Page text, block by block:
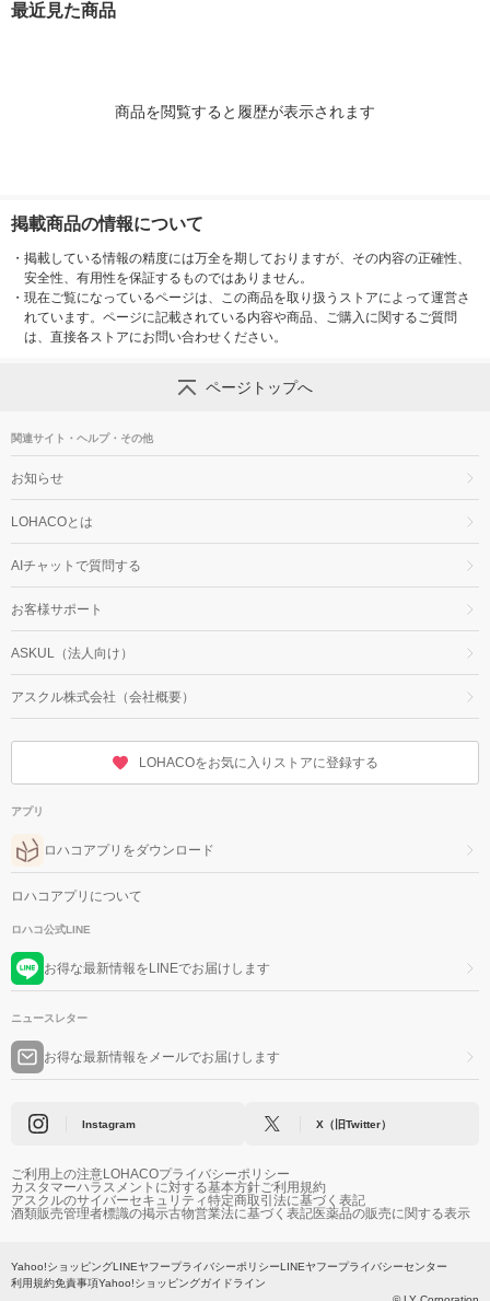
最近見た商品
商品を閲覧すると履歴が表示されます
掲載商品の情報について
・ 掲載している情報の精度には万全を期しておりますが、その内容の正確性、
安全性、有用性を保証するものではありません。
・ 現在ご覧になっているページは、この商品を取り扱うストアによって運営さ
れています。ページに記載されている内容や商品、ご購入に関するご質問
は、直接各ストアにお問い合わせください。
ページトップへ
関連サイト・ヘルプ・その他
お知らせ
LOHACOとは
AIチャットで質問する
お客様サポート
ASKUL（法人向け）
アスクル株式会社（会社概要）
LOHACOをお気に入りストアに登録する
アプリ
ロハコアプリをダウンロード
ロハコアプリについて
ロハコ公式LINE
お得な最新情報をLINEでお届けします
ニュースレター
お得な最新情報をメールでお届けします
Instagram X（旧Twitter）
ご利用上の注意LOHACOプライバシーポリシー
カスタマーハラスメントに対する基本方針ご利用規約
アスクルのサイバーセキュリティ特定商取引法に基づく表記
酒類販売管理者標識の掲示古物営業法に基づく表記医薬品の販売に関する表示
Yahoo!ショッピングLINEヤフープライバシーポリシーLINEヤフープライバシーセンター
利用規約免責事項Yahoo!ショッピングガイドライン